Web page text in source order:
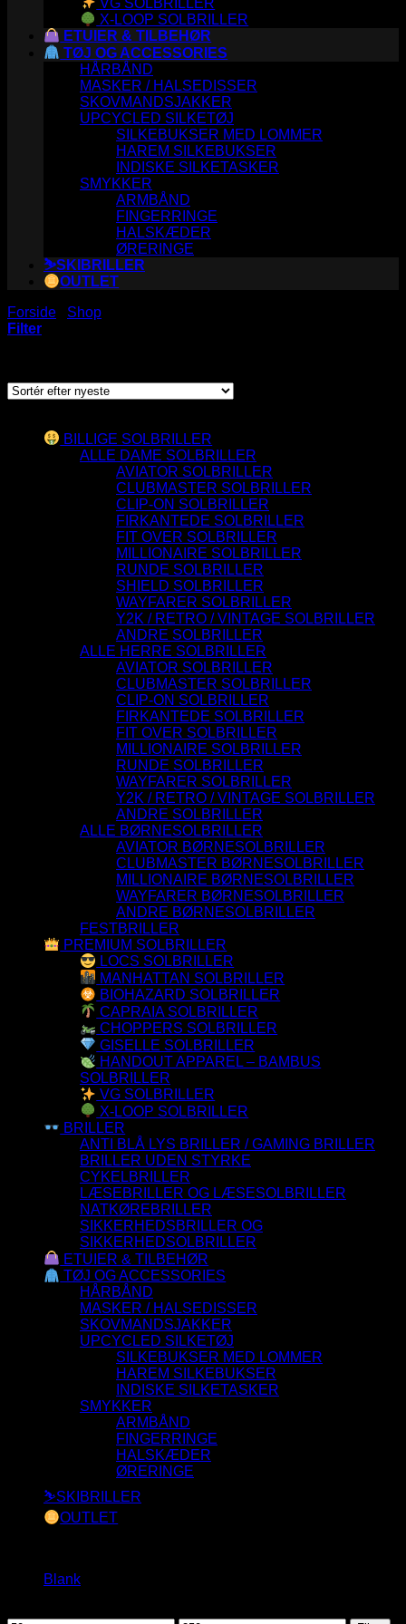
X-LOOP SOLBRILLER
ETUIER & TILBEHØR
TØJ OG ACCESSORIES
HÅRBÅND
MASKER / HALSEDISSER
SKOVMANDSJAKKER
UPCYCLED SILKETØJ
SILKEBUKSER MED LOMMER
HAREM SILKEBUKSER
INDISKE SILKETASKER
SMYKKER
ARMBÅND
FINGERRINGE
HALSKÆDER
ØRERINGE
⛷️SKIBRILLER
OUTLET
Forside
Shop
Filter
seneste
BILLIGE SOLBRILLER
ALLE DAME SOLBRILLER
AVIATOR SOLBRILLER
CLUBMASTER SOLBRILLER
CLIP-ON SOLBRILLER
FIRKANTEDE SOLBRILLER
FIT OVER SOLBRILLER
MILLIONAIRE SOLBRILLER
RUNDE SOLBRILLER
SHIELD SOLBRILLER
WAYFARER SOLBRILLER
Y2K / RETRO / VINTAGE SOLBRILLER
ANDRE SOLBRILLER
ALLE HERRE SOLBRILLER
AVIATOR SOLBRILLER
CLUBMASTER SOLBRILLER
CLIP-ON SOLBRILLER
FIRKANTEDE SOLBRILLER
FIT OVER SOLBRILLER
MILLIONAIRE SOLBRILLER
RUNDE SOLBRILLER
WAYFARER SOLBRILLER
Y2K / RETRO / VINTAGE SOLBRILLER
ANDRE SOLBRILLER
ALLE BØRNESOLBRILLER
AVIATOR BØRNESOLBRILLER
CLUBMASTER BØRNESOLBRILLER
MILLIONAIRE BØRNESOLBRILLER
WAYFARER BØRNESOLBRILLER
ANDRE BØRNESOLBRILLER
FESTBRILLER
PREMIUM SOLBRILLER
LOCS SOLBRILLER
MANHATTAN SOLBRILLER
BIOHAZARD SOLBRILLER
CAPRAIA SOLBRILLER
CHOPPERS SOLBRILLER
GISELLE SOLBRILLER
HANDOUT APPAREL – BAMBUS
SOLBRILLER
VG SOLBRILLER
X-LOOP SOLBRILLER
BRILLER
ANTI BLÅ LYS BRILLER / GAMING BRILLER
BRILLER UDEN STYRKE
CYKELBRILLER
LÆSEBRILLER OG LÆSESOLBRILLER
NATKØREBRILLER
SIKKERHEDSBRILLER OG
SIKKERHEDSOLBRILLER
ETUIER & TILBEHØR
TØJ OG ACCESSORIES
HÅRBÅND
MASKER / HALSEDISSER
SKOVMANDSJAKKER
UPCYCLED SILKETØJ
SILKEBUKSER MED LOMMER
HAREM SILKEBUKSER
INDISKE SILKETASKER
SMYKKER
ARMBÅND
FINGERRINGE
HALSKÆDER
ØRERINGE
⛷️SKIBRILLER
OUTLET
Blank